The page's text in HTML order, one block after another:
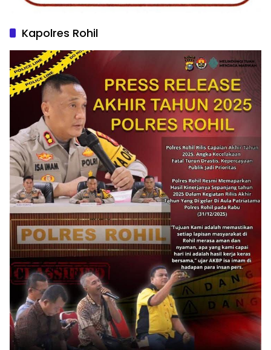
Kapolres Rohil